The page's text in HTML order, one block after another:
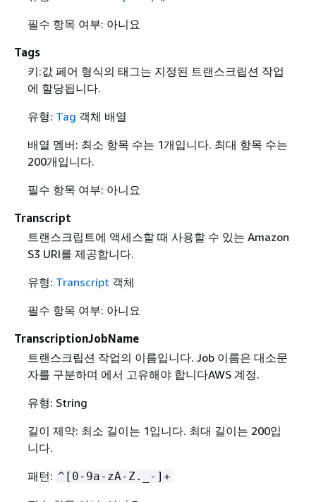
필수 항목 여부: 아니요
Tags
키:값 페어 형식의 태그는 지정된 트랜스크립션 작업
에 할당됩니다.
유형: Tag 객체 배열
배열 멤버: 최소 항목 수는 1개입니다. 최대 항목 수는
200개입니다.
필수 항목 여부: 아니요
Transcript
트랜스크립트에 액세스할 때 사용할 수 있는 Amazon
S3 URI를 제공합니다.
유형: Transcript 객체
필수 항목 여부: 아니요
TranscriptionJobName
트랜스크립션 작업의 이름입니다. Job 이름은 대소문
자를 구분하며 에서 고유해야 합니다AWS 계정.
유형: String
길이 제약: 최소 길이는 1입니다. 최대 길이는 200입
니다.
패턴: ^[0-9a-zA-Z._-]+